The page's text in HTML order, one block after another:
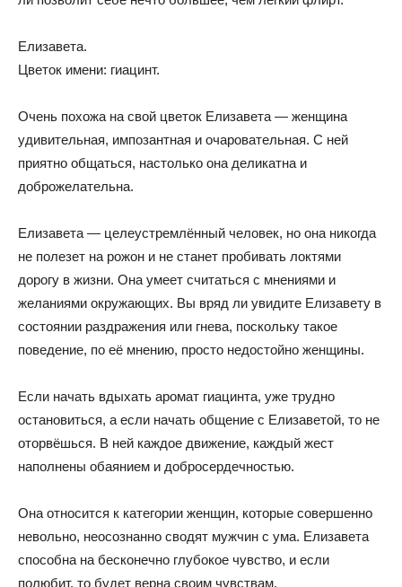
Елизавета.
Цветок имени: гиацинт.
Очень похожа на свой цветок Елизавета — женщина
удивительная, импозантная и очаровательная. С ней
приятно общаться, настолько она деликатна и
доброжелательна.
Елизавета — целеустремлённый человек, но она никогда
не полезет на рожон и не станет пробивать локтями
дорогу в жизни. Она умеет считаться с мнениями и
желаниями окружающих. Вы вряд ли увидите Елизавету в
состоянии раздражения или гнева, поскольку такое
поведение, по её мнению, просто недостойно женщины.
Если начать вдыхать аромат гиацинта, уже трудно
остановиться, а если начать общение с Елизаветой, то не
оторвёшься. В ней каждое движение, каждый жест
наполнены обаянием и добросердечностью.
Она относится к категории женщин, которые совершенно
невольно, неосознанно сводят мужчин с ума. Елизавета
способна на бесконечно глубокое чувство, и если
полюбит, то будет верна своим чувствам.